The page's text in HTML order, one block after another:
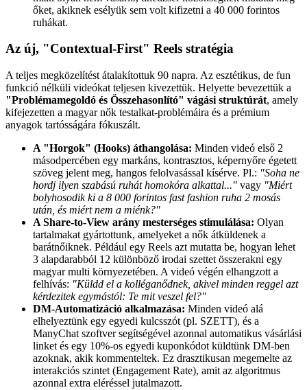
őket, akiknek esélyük sem volt kifizetni a 40 000 forintos
ruhákat.
Az új, "Contextual-First" Reels stratégia
A teljes megközelítést átalakítottuk 90 napra. Az esztétikus, de fun
funkció nélküli videókat teljesen kivezettük. Helyette bevezettük a
"Problémamegoldó és Összehasonlító" vágási struktúrát, amely
kifejezetten a magyar nők testalkat-problémáira és a prémium
anyagok tartósságára fókuszált.
A "Horgok" (Hooks) áthangolása: Minden videó első 2
másodpercében egy markáns, kontrasztos, képernyőre égetett
szöveg jelent meg, hangos felolvasással kísérve. Pl.: "Soha ne
hordj ilyen szabású ruhát homokóra alkattal..." vagy "Miért
bolyhosodik ki a 8 000 forintos fast fashion ruha 2 mosás
után, és miért nem a miénk?"
A Share-to-View arány mesterséges stimulálása: Olyan
tartalmakat gyártottunk, amelyeket a nők átküldenek a
barátnőiknek. Például egy Reels azt mutatta be, hogyan lehet
3 alapdarabból 12 különböző irodai szettet összerakni egy
magyar multi környezetében. A videó végén elhangzott a
felhívás: "Küldd el a kolléganődnek, akivel minden reggel azt
kérdezitek egymástól: Te mit veszel fel?"
DM-Automatizáció alkalmazása: Minden videó alá
elhelyeztünk egy egyedi kulcsszót (pl. SZETT), és a
ManyChat szoftver segítségével azonnal automatikus vásárlási
linket és egy 10%-os egyedi kuponkódot küldtünk DM-ben
azoknak, akik kommenteltek. Ez drasztikusan megemelte az
interakciós szintet (Engagement Rate), amit az algoritmus
azonnal extra eléréssel jutalmazott.